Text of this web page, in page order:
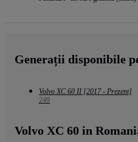
Generații disponibile
Volvo XC 60 II [2017 - Prezent]
249
Volvo XC 60 in